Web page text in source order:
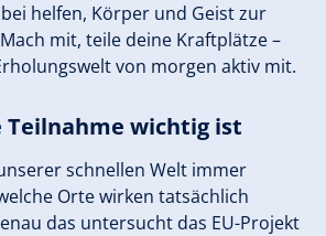
helfen, Körper und Geist zur
mit, teile deine Kraftplätze –
von morgen aktiv mit.
Teilnahme wichtig ist
schnellen Welt immer
Orte wirken tatsächlich
das untersucht das EU-Projekt